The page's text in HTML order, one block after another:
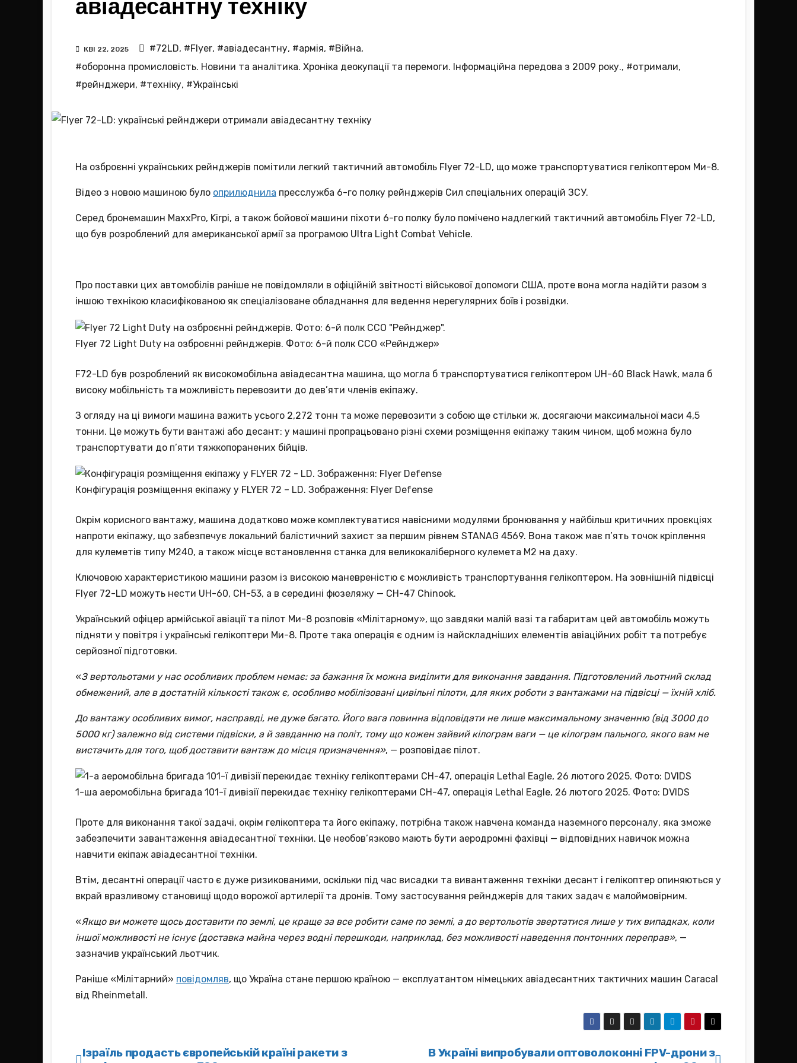
авіадесантну техніку
КВІ 22, 2025 #72LD, #Flyer, #авіадесантну, #армія, #Війна,
#оборонна промисловість. Новини та аналітика. Хроніка деокупації та перемоги. Інформаційна передова з 2009 року., #отримали,
#рейнджери, #техніку, #Українські
На озброєнні українських рейнджерів помітили легкий тактичний автомобіль Flyer 72-LD, що може транспортуватися гелікоптером Ми-8.
Відео з новою машиною було оприлюднила пресслужба 6-го полку рейнджерів Сил спеціальних операцій ЗСУ.
Серед бронемашин MaxxPro, Kirpi, а також бойової машини піхоти 6-го полку було помічено надлегкий тактичний автомобіль Flyer 72-LD,
що був розроблений для американської армії за програмою Ultra Light Combat Vehicle.
Про поставки цих автомобілів раніше не повідомляли в офіційній звітності військової допомоги США, проте вона могла надійти разом з
іншою технікою класифікованою як спеціалізоване обладнання для ведення нерегулярних боїв і розвідки.
Flyer 72 Light Duty на озброєнні рейнджерів. Фото: 6-й полк ССО «Рейнджер»
F72-LD був розроблений як високомобільна авіадесантна машина, що могла б транспортуватися гелікоптером UH-60 Black Hawk, мала б
високу мобільність та можливість перевозити до дев’яти членів екіпажу.
З огляду на ці вимоги машина важить усього 2,272 тонн та може перевозити з собою ще стільки ж, досягаючи максимальної маси 4,5
тонни. Це можуть бути вантажі або десант: у машині пропрацьовано різні схеми розміщення екіпажу таким чином, щоб можна було
транспортувати до п’яти тяжкопоранених бійців.
Конфігурація розміщення екіпажу у FLYER 72 – LD. Зображення: Flyer Defense
Окрім корисного вантажу, машина додатково може комплектуватися навісними модулями бронювання у найбільш критичних проєкціях
напроти екіпажу, що забезпечує локальний балістичний захист за першим рівнем STANAG 4569. Вона також має п’ять точок кріплення
для кулеметів типу M240, а також місце встановлення станка для великокаліберного кулемета М2 на даху.
Ключовою характеристикою машини разом із високою маневреністю є можливість транспортування гелікоптером. На зовнішній підвісці
Flyer 72-LD можуть нести UH-60, CH-53, а в середині фюзеляжу — CH-47 Сhinook.
Український офіцер армійської авіації та пілот Ми-8 розповів «Мілітарному», що завдяки малій вазі та габаритам цей автомобіль можуть
підняти у повітря і українські гелікоптери Ми-8. Проте така операція є одним із найскладніших елементів авіаційних робіт та потребує
серйозної підготовки.
«З вертольотами у нас особливих проблем немає: за бажання їх можна виділити для виконання завдання. Підготовлений льотний склад
обмежений, але в достатній кількості також є, особливо мобілізовані цивільні пілоти, для яких роботи з вантажами на підвісці — їхній хліб.
До вантажу особливих вимог, насправді, не дуже багато. Його вага повинна відповідати не лише максимальному значенню (від 3000 до
5000 кг) залежно від системи підвіски, а й завданню на політ, тому що кожен зайвий кілограм ваги — це кілограм пального, якого вам не
вистачить для того, щоб доставити вантаж до місця призначення», — розповідає пілот.
1-ша аеромобільна бригада 101-ї дивізії перекидає техніку гелікоптерами CH-47, операція Lethal Eagle, 26 лютого 2025. Фото: DVIDS
Проте для виконання такої задачі, окрім гелікоптера та його екіпажу, потрібна також навчена команда наземного персоналу, яка зможе
забезпечити завантаження авіадесантної техніки. Це необов’язково мають бути аеродромні фахівці — відповідних навичок можна
навчити екіпаж авіадесантної техніки.
Втім, десантні операції часто є дуже ризикованими, оскільки під час висадки та вивантаження техніки десант і гелікоптер опиняються у
вкрай вразливому становищі щодо ворожої артилерії та дронів. Тому застосування рейнджерів для таких задач є малоймовірним.
«Якщо ви можете щось доставити по землі, це краще за все робити саме по землі, а до вертольотів звертатися лише у тих випадках, коли
іншої можливості не існує (доставка майна через водні перешкоди, наприклад, без можливості наведення понтонних переправ», —
зазначив український льотчик.
Раніше «Мілітарний» повідомляв, що Україна стане першою країною — експлуатантом німецьких авіадесантних тактичних машин Caracal
від Rheinmetall.
Навігація
В Україні випробували оптоволоконні FPV-дрони з
Ізраїль продасть європейській країні ракети з